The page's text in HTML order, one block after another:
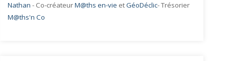
Nathan - Co-créateurM@ths en-vie etGéoDéclic- Trésorier
M@ths'n Co